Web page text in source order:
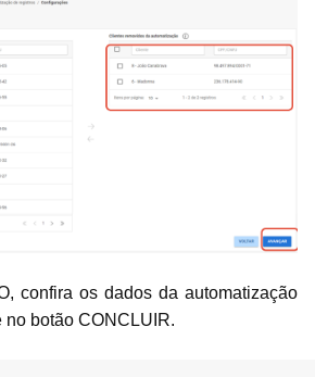
confira os dados da automatização
botão CONCLUIR.